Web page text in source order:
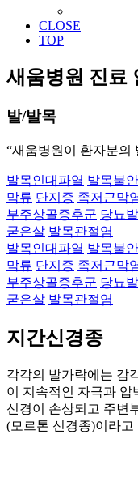
CLOSE
TOP
새움병원 진료
발/발목
“새움병원이 환자분의
발목인대파열 발목불
막류 단지증 족저근막
부주상골증후군 당뇨발
굳은살 발목관절염
발목인대파열 발목불
막류 단지증 족저근막
부주상골증후군 당뇨발
굳은살 발목관절염
지간신경종
각각의 발가락에는 감
이 지속적인 자극과 압
신경이 손상되고 주변
(모르톤 신경종)이라고